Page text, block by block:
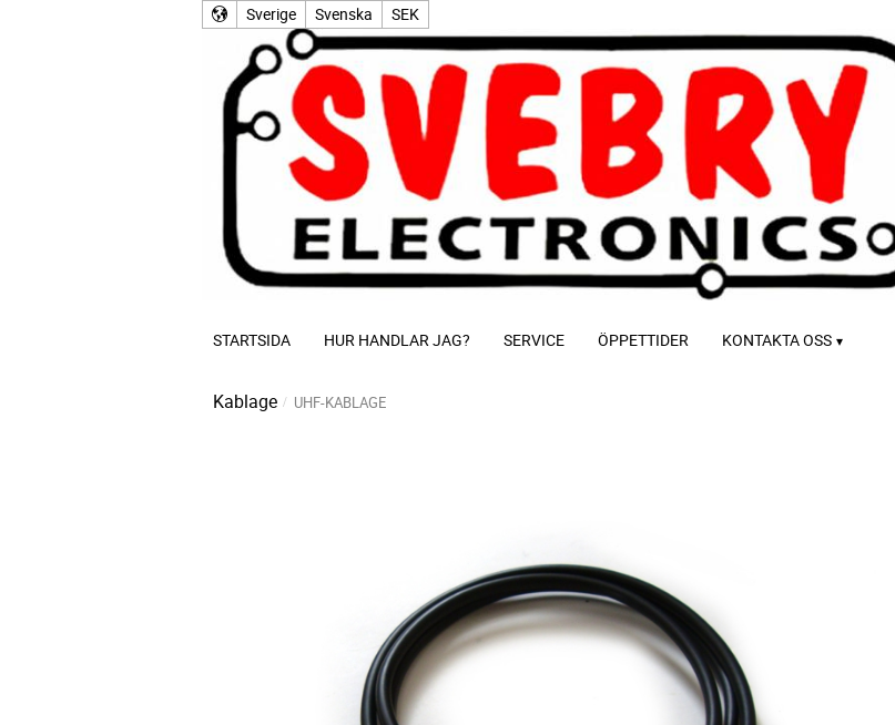
Sverige Svenska SEK
STARTSIDA HUR HANDLAR JAG? SERVICE ÖPPETTIDER KONTAKTA OSS
Kablage UHF-KABLAGE